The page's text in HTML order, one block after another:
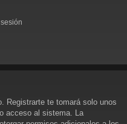
Registrarte te tomará solo unos
acceso al sistema. La